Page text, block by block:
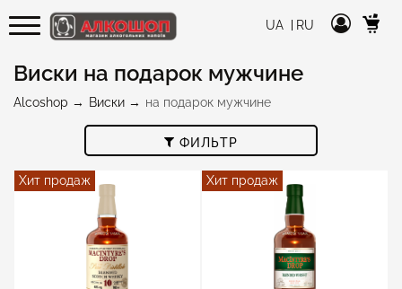
UA RU
Виски на подарок мужчине
Alcoshop Виски на подарок мужчине
ФИЛЬТР
Хит продаж Хит продаж